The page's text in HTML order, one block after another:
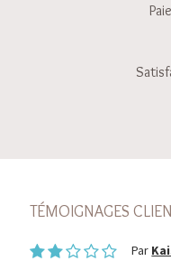
TÉMOIGNAGES
Par